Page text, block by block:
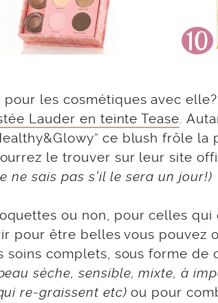
les cosmétiques avec
Lauder en teinte Tease .
ce blush frôle la
le trouver sur leur site
ne sais pas s’il le sera un jour!)
ou non, pour celles
pour être belles vous pouvez
soins complets, sous forme de
sèche, sensible, mixte, à
re-graissent etc) ou pour